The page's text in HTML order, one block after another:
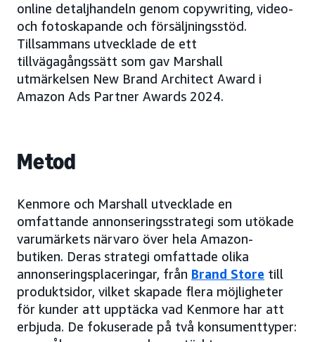
online detaljhandeln genom copywriting, video-
och fotoskapande och försäljningsstöd.
Tillsammans utvecklade de ett
tillvägagångssätt som gav Marshall
utmärkelsen New Brand Architect Award i
Amazon Ads Partner Awards 2024.
Metod
Kenmore och Marshall utvecklade en
omfattande annonseringsstrategi som utökade
varumärkets närvaro över hela Amazon-
butiken. Deras strategi omfattade olika
annonseringsplaceringar, från Brand Store till
produktsidor, vilket skapade flera möjligheter
för kunder att upptäcka vad Kenmore har att
erbjuda. De fokuserade på två konsumenttyper: